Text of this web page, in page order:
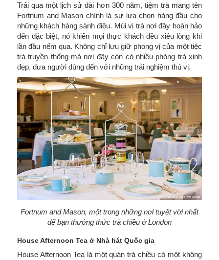
Trải qua một lịch sử dài hơn 300 năm, tiệm trà mang tên
Fortnum and Mason chính là sự lựa chọn hàng đầu cho
những khách hàng sành điệu. Mùi vị trà nơi đây hoàn hảo
đến đặc biệt, nó khiến mọi thực khách đều xiêu lòng khi
lần đầu nếm qua. Không chỉ lưu giữ phong vị của một tiệc
trà truyền thống mà nơi đây còn có nhiều phòng trà xinh
đẹp, đưa người dùng đến với những trải nghiệm thú vị.
Fortnum and Mason, một trong những nơi tuyệt vời nhất
để bạn thưởng thức trà chiều ở London
House Afternoon Tea ở Nhà hát Quốc gia
House Afternoon Tea là một quán trà chiều có một không